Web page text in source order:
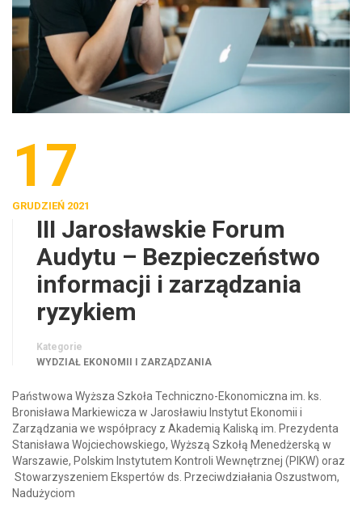
17
GRUDZIEŃ 2021
III Jarosławskie Forum
Audytu – Bezpieczeństwo
informacji i zarządzania
ryzykiem
Kategorie
WYDZIAŁ EKONOMII I ZARZĄDZANIA
Państwowa Wyższa Szkoła Techniczno-Ekonomiczna im. ks.
Bronisława Markiewicza w Jarosławiu Instytut Ekonomii i
Zarządzania we współpracy z Akademią Kaliską im. Prezydenta
Stanisława Wojciechowskiego, Wyższą Szkołą Menedżerską w
Warszawie, Polskim Instytutem Kontroli Wewnętrznej (PIKW) oraz
Stowarzyszeniem Ekspertów ds. Przeciwdziałania Oszustwom,
Nadużyciom